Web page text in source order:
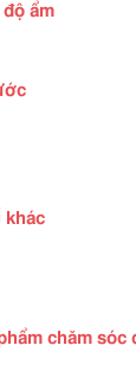
ẩm
khác
chăm sóc